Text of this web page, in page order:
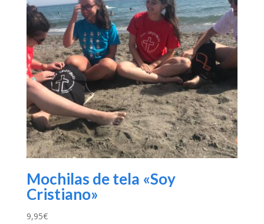
Mochilas de tela «Soy
Cristiano»
9,95€